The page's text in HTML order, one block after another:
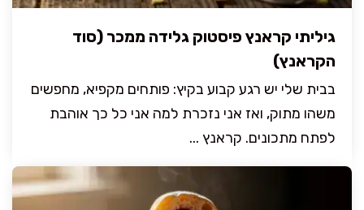
גיליתי קראנץ פיסטוק גלידה ממכר (סוד
הקראנץ)
בבית שלי יש רגע קבוע בקיץ: פותחים מקפיא, מחפשים
משהו מתוק, ואז אני נזכרת למה אני כל כך אוהבת
לפתח מתכונים. קראנץ ...